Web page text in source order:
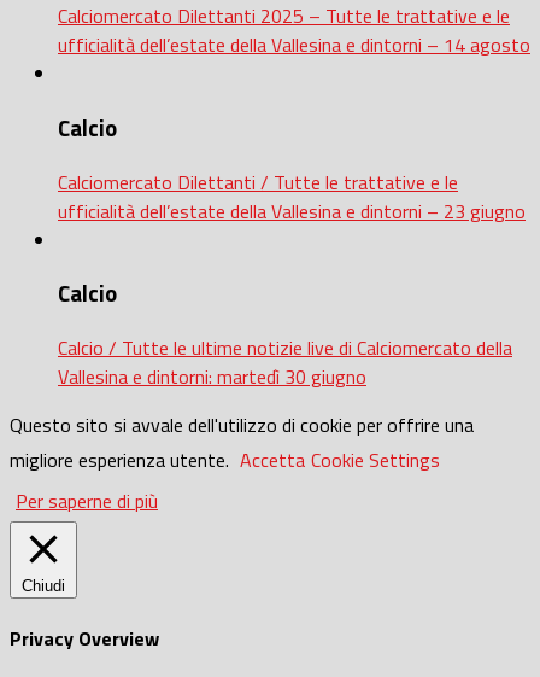
Calciomercato Dilettanti 2025 – Tutte le trattative e le
ufficialità dell’estate della Vallesina e dintorni – 14 agosto
Calcio
Calciomercato Dilettanti / Tutte le trattative e le
ufficialità dell’estate della Vallesina e dintorni – 23 giugno
Calcio
Calcio / Tutte le ultime notizie live di Calciomercato della
Vallesina e dintorni: martedì 30 giugno
Questo sito si avvale dell'utilizzo di cookie per offrire una
migliore esperienza utente. Accetta Cookie Settings
Per saperne di più
Chiudi
Privacy Overview